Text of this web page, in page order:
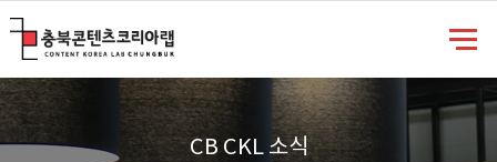
CB CKL 소식